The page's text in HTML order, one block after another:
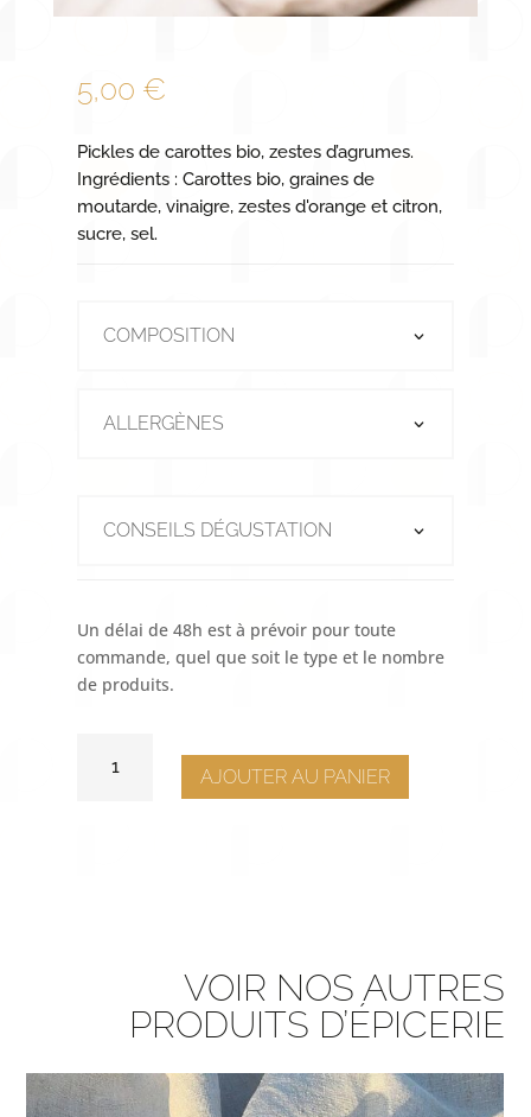
5,00 €
Pickles de carottes bio, zestes d’agrumes.
Ingrédients : Carottes bio, graines de
moutarde, vinaigre, zestes d'orange et citron,
sucre, sel.
COMPOSITION
ALLERGÈNES
CONSEILS DÉGUSTATION
Un délai de 48h est à prévoir pour toute
commande, quel que soit le type et le nombre
de produits.
AJOUTER AU PANIER
VOIR NOS AUTRES
PRODUITS D’ÉPICERIE